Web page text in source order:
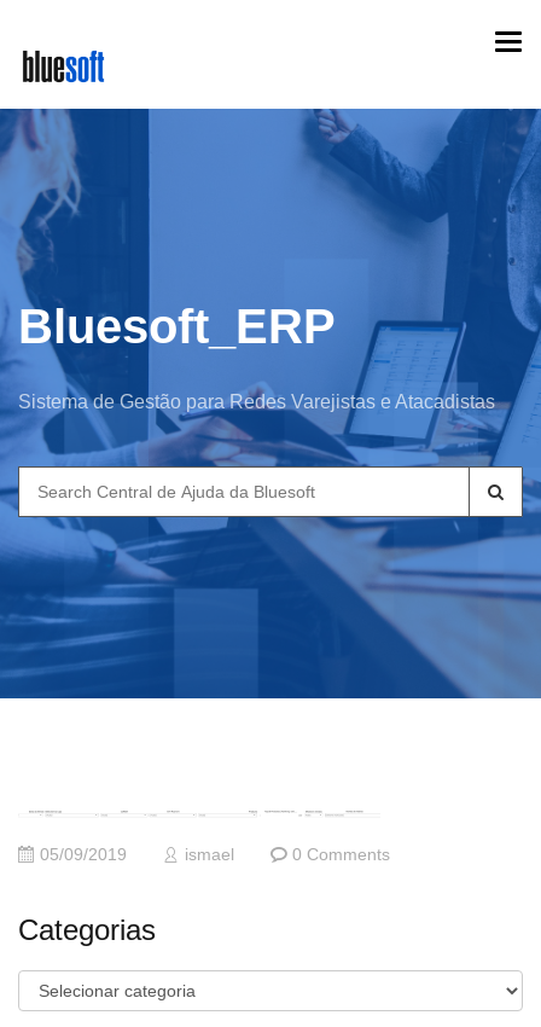
main
content
Bluesoft_ERP
Sistema de Gestão para Redes Varejistas e Atacadistas
Search
for:
05/09/2019 ismael 0 Comments
Categorias
Categorias